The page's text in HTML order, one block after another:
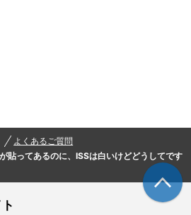
よくあるご質問
貼ってあるのに、ISSは白いけどどうしてです